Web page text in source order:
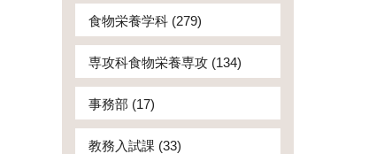
食物栄養学科 (279)
専攻科食物栄養専攻 (134)
事務部 (17)
教務入試課 (33)